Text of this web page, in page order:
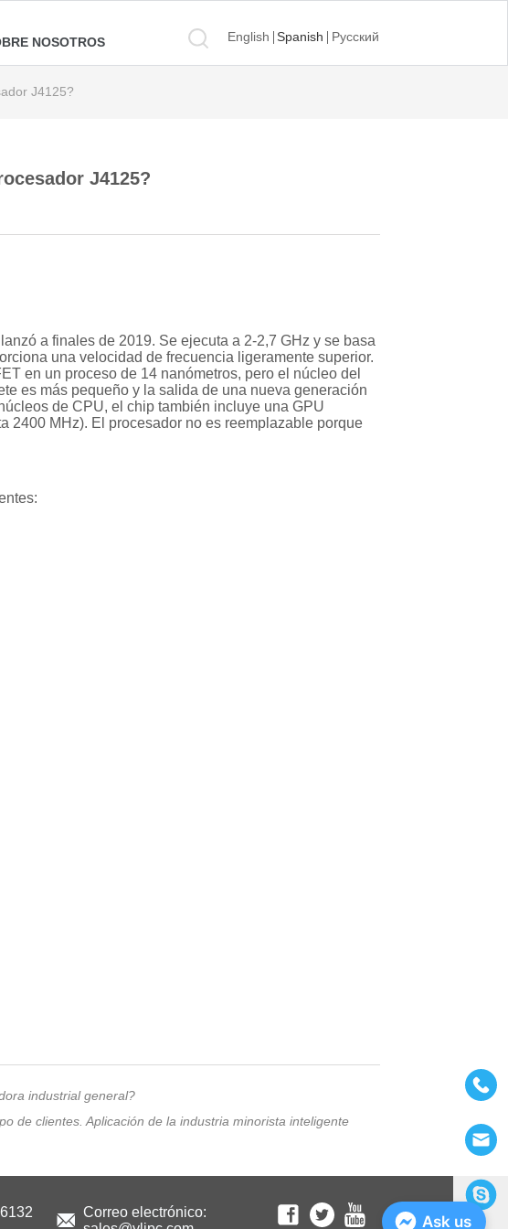
NOSOTROS English Spanish Русский
J4125?
J4125?
industrial general?
de clientes. Aplicación de la industria minorista inteligente
Correo electrónico:
Ask us